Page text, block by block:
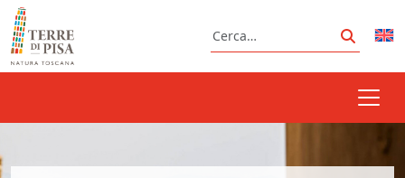
Vai al contenuto
Cerca
Cerca